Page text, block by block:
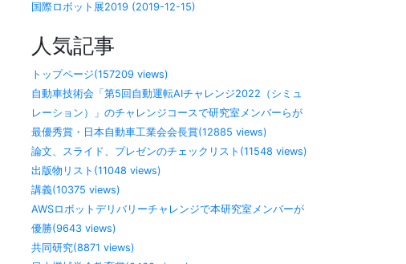
国際ロボット展2019 (2019-12-15)
人気記事
トップページ(157209 views)
自動車技術会「第5回自動運転AIチャレンジ2022（シミュ
レーション）」のチャレンジコースで研究室メンバーらが
最優秀賞・日本自動車工業会会長賞(12885 views)
論文、スライド、プレゼンのチェックリスト(11548 views)
出版物リスト(11048 views)
講義(10375 views)
AWSロボットデリバリーチャレンジで本研究室メンバーが
優勝(9643 views)
共同研究(8871 views)